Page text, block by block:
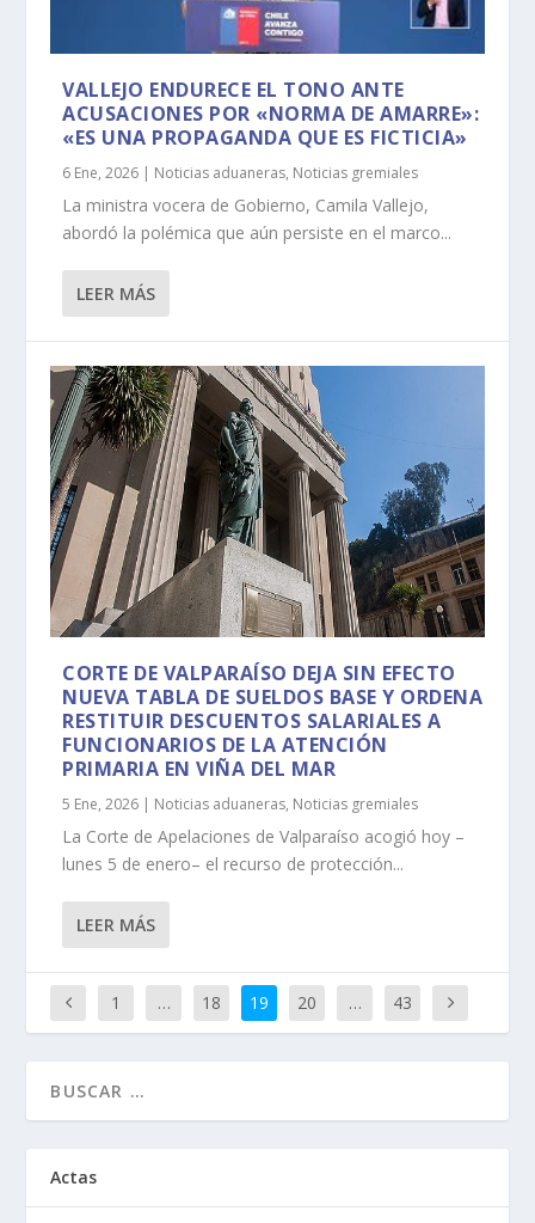
VALLEJO ENDURECE EL TONO ANTE
ACUSACIONES POR «NORMA DE AMARRE»:
«ES UNA PROPAGANDA QUE ES FICTICIA»
6 Ene, 2026 | Noticias aduaneras, Noticias gremiales
La ministra vocera de Gobierno, Camila Vallejo,
abordó la polémica que aún persiste en el marco...
LEER MÁS
CORTE DE VALPARAÍSO DEJA SIN EFECTO
NUEVA TABLA DE SUELDOS BASE Y ORDENA
RESTITUIR DESCUENTOS SALARIALES A
FUNCIONARIOS DE LA ATENCIÓN
PRIMARIA EN VIÑA DEL MAR
5 Ene, 2026 | Noticias aduaneras, Noticias gremiales
La Corte de Apelaciones de Valparaíso acogió hoy –
lunes 5 de enero– el recurso de protección...
LEER MÁS
1 … 18 19 20 … 43
Actas